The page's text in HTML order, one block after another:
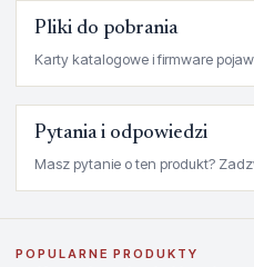
Pliki do pobrania
Karty katalogowe i firmware
Pytania i odpowiedzi
Masz pytanie o ten produkt?
POPULARNE PRODUKTY